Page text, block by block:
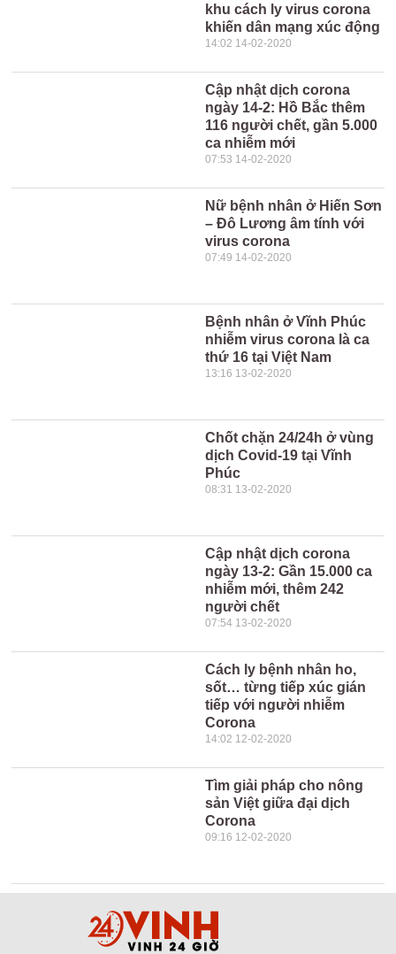
khu cách ly virus corona
khiến dân mạng xúc động
14:02 14-02-2020
Cập nhật dịch corona
ngày 14-2: Hồ Bắc thêm
116 người chết, gần 5.000
ca nhiễm mới
07:53 14-02-2020
Nữ bệnh nhân ở Hiến Sơn
– Đô Lương âm tính với
virus corona
07:49 14-02-2020
Bệnh nhân ở Vĩnh Phúc
nhiễm virus corona là ca
thứ 16 tại Việt Nam
13:16 13-02-2020
Chốt chặn 24/24h ở vùng
dịch Covid-19 tại Vĩnh
Phúc
08:31 13-02-2020
Cập nhật dịch corona
ngày 13-2: Gần 15.000 ca
nhiễm mới, thêm 242
người chết
07:54 13-02-2020
Cách ly bệnh nhân ho,
sốt… từng tiếp xúc gián
tiếp với người nhiễm
Corona
14:02 12-02-2020
Tìm giải pháp cho nông
sản Việt giữa đại dịch
Corona
09:16 12-02-2020